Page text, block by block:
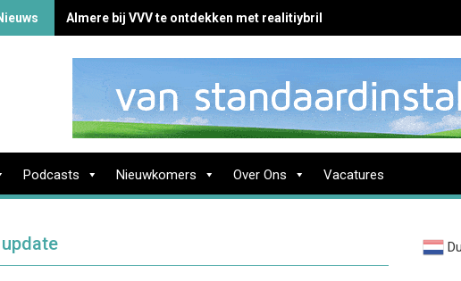
Almere bij VVV te ontdekken met realitiybril
Podcasts Nieuwkomers Over Ons Vacatures